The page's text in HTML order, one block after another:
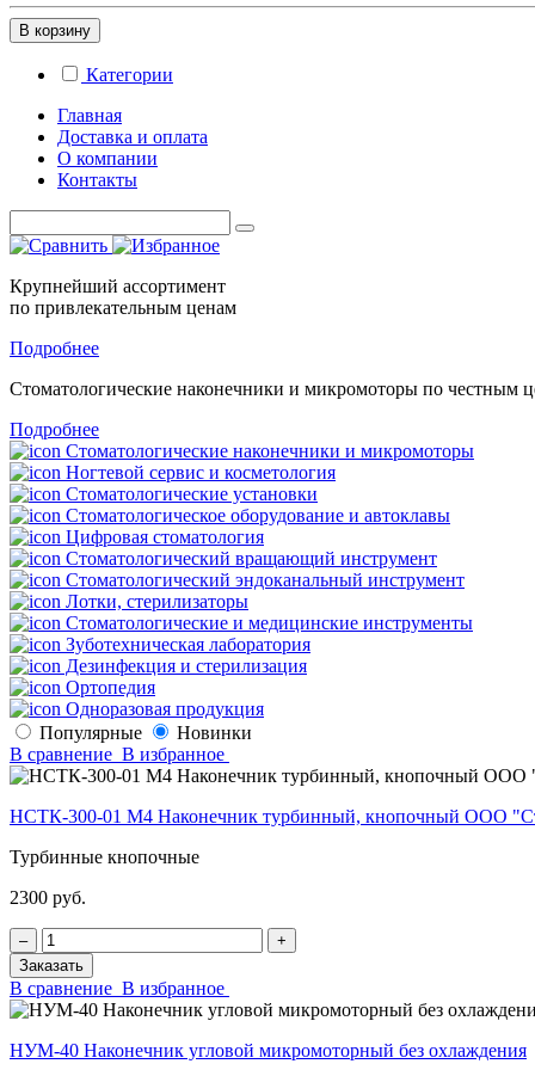
В корзину
Категории
Главная
Доставка и оплата
О компании
Контакты
Крупнейший ассортимент
по привлекательным ценам
Подробнее
Стоматологические наконечники и микромоторы по честным
Подробнее
Стоматологические наконечники и микромоторы
Ногтевой сервис и косметология
Стоматологические установки
Стоматологическое оборудование и автоклавы
Цифровая стоматология
Стоматологический вращающий инструмент
Стоматологический эндоканальный инструмент
Лотки, стерилизаторы
Стоматологические и медицинские инструменты
Зуботехническая лаборатория
Дезинфекция и стерилизация
Ортопедия
Одноразовая продукция
Популярные
Новинки
В сравнение В избранное
НСТК-300-01 М4 Наконечник турбинный, кнопочный ООО
Турбинные кнопочные
2300 руб.
‒
+
Заказать
В сравнение В избранное
НУМ-40 Наконечник угловой микромоторный без охлаждения